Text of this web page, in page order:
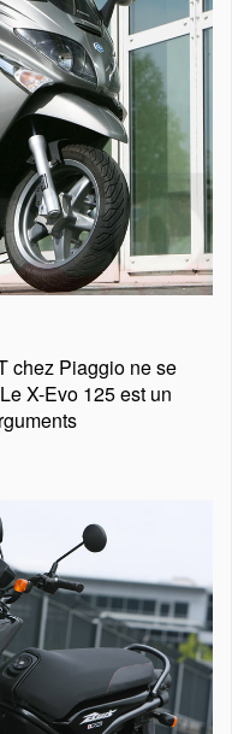
chez Piaggio ne se
X-Evo 125 est un